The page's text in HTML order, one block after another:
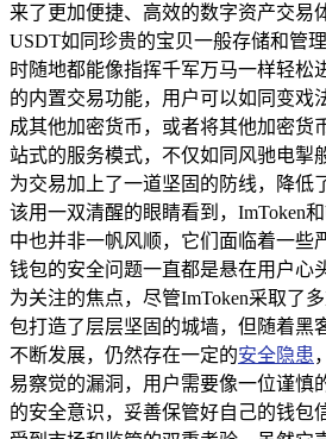
来了更加便捷、高效的数字资产交易
USDT如同珍贵的宝贝一般存储和管
时随地都能像指挥千军万马一样轻松
的内置交易功能，用户可以如同变戏
成其他加密货币，或者将其他加密货
站式的服务模式，不仅如同风驰电掣
为交易加上了一道坚固的防线，降低
该用一双清醒的眼睛看到，ImToken
中也并非一帆风顺，它们面临着一些
钱包的安全问题一直都是悬在用户心
为关注的焦点，尽管ImToken采取了
包打造了层层坚固的城墙，但随着黑
不断发展，仍然存在一定的安全隐患
易察觉的漏洞，用户需要像一位谨慎
的安全意识，妥善保管好自己的钱包